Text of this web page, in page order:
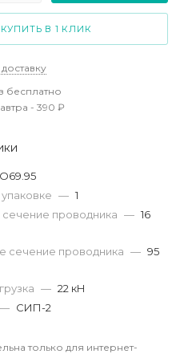
КУПИТЬ В 1 КЛИК
доставку
бесплатно
- 390 ₽
— 1
проводника — 16
сечение проводника — 95
— 22 кН
— СИП-2
только для интернет-